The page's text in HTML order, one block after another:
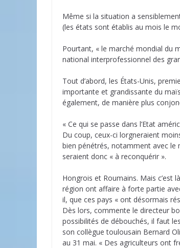
Même si la situation a
(les états sont établis au mois le
Pourtant, « le marché mondial du
national interprofessionnel des
Tout d’abord, les États-Unis,
importante et grandissante du
également, de manière plus
« Ce qui se passe dans l’Etat
Du coup, ceux-ci lorgneraient
bien pénétrés, notamment avec le
seraient donc « à reconquérir ».
Hongrois et Roumains. Mais c’est
région ont affaire à forte partie
il, que ces pays « ont désormais
Dès lors, commente le directeur
possibilités de débouchés, il faut
son collègue toulousain Bernard
au 31 mai. « Des agriculteurs ont